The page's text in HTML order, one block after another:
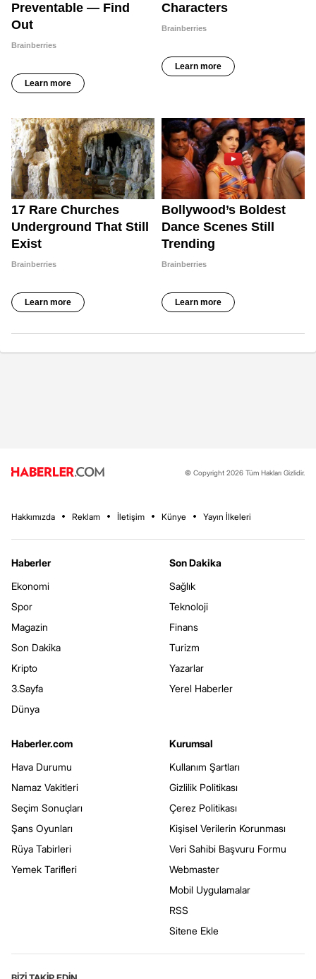
© Copyright 2026 Tüm Hakları Gizlidir.
Hakkımızda Reklam İletişim Künye Yayın İlkeleri
Haberler
Ekonomi
Spor
Magazin
Son Dakika
Kripto
3.Sayfa
Dünya
Son Dakika
Sağlık
Teknoloji
Finans
Turizm
Yazarlar
Yerel Haberler
Haberler.com
Hava Durumu
Namaz Vakitleri
Seçim Sonuçları
Şans Oyunları
Rüya Tabirleri
Yemek Tarifleri
Kurumsal
Kullanım Şartları
Gizlilik Politikası
Çerez Politikası
Kişisel Verilerin Korunması
Veri Sahibi Başvuru Formu
Webmaster
Mobil Uygulamalar
RSS
Sitene Ekle